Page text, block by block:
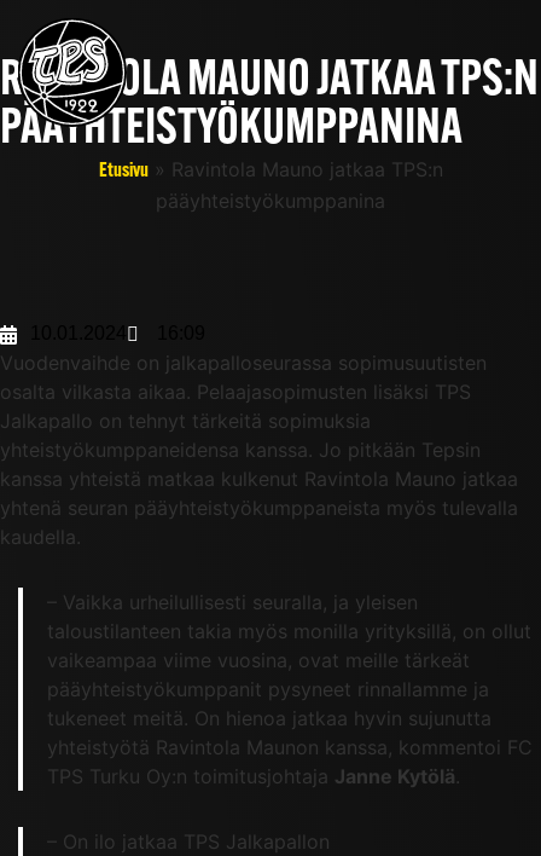
RAVINTOLA MAUNO JATKAA TPS:N
PÄÄYHTEISTYÖKUMPPANINA
Etusivu» Ravintola Mauno jatkaa TPS:n
pääyhteistyökumppanina
Vuodenvaihde on jalkapalloseurassa sopimusuutisten
osalta vilkasta aikaa. Pelaajasopimusten lisäksi TPS
Jalkapallo on tehnyt tärkeitä sopimuksia
yhteistyökumppaneidensa kanssa. Jo pitkään Tepsin
kanssa yhteistä matkaa kulkenut Ravintola Mauno jatkaa
yhtenä seuran pääyhteistyökumppaneista myös tulevalla
kaudella.
– Vaikka urheilullisesti seuralla, ja yleisen
taloustilanteen takia myös monilla yrityksillä, on ollut
vaikeampaa viime vuosina, ovat meille tärkeät
pääyhteistyökumppanit pysyneet rinnallamme ja
tukeneet meitä. On hienoa jatkaa hyvin sujunutta
yhteistyötä Ravintola Maunon kanssa, kommentoi FC
TPS Turku Oy:n toimitusjohtaja Janne Kytölä.
– On ilo jatkaa TPS Jalkapallon